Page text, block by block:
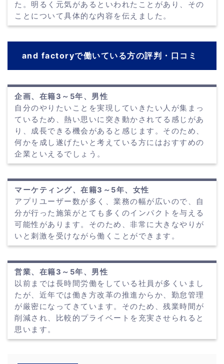
た。明るく元気があるといわれたことがあり、その
ことについて具体的な内容を伝えました。
and factoryで働いている方の評判・口コミ
企画、在籍3～5年、男性
自分のやりたいことを実現していきたい人が集まっ
ているため、熱い思いに突き動かされてる感じがあ
り、成長できる機会があると感じます。そのため、
何かを成し遂げたいと考えている方にはおすすめの
企業といえるでしょう。
マーケティング、在籍3～5年、女性
アプリユーザー数が多く、業務の幅が広いので、自
分が行った施策がとても多くのインパクトを与える
可能性があります。そのため、非常に大きなやりが
いと刺激を受けながら働くことができます。
営業、在籍3～5年、男性
以前までは長時間労働をしている社員が多くいまし
たが、近年では働き方改革の推進からか、勤怠管理
が厳密になってきています。そのため、残業時間が
削減され、比較的プライベートを充実させられると
思います。